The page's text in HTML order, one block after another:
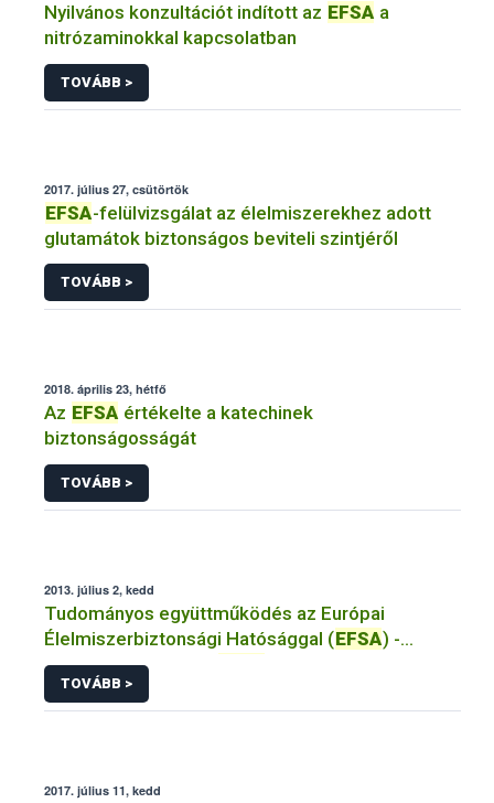
Nyilvános konzultációt indított az EFSA a
nitrózaminokkal kapcsolatban
TOVÁBB >
2017. július 27, csütörtök
EFSA-felülvizsgálat az élelmiszerekhez adott
glutamátok biztonságos beviteli szintjéről
TOVÁBB >
2018. április 23, hétfő
Az EFSA értékelte a katechinek
biztonságosságát
TOVÁBB >
2013. július 2, kedd
Tudományos együttműködés az Európai
Élelmiszerbiztonsági Hatósággal (EFSA) -
Mit...nyújt nekünk az
TOVÁBB >
2017. július 11, kedd